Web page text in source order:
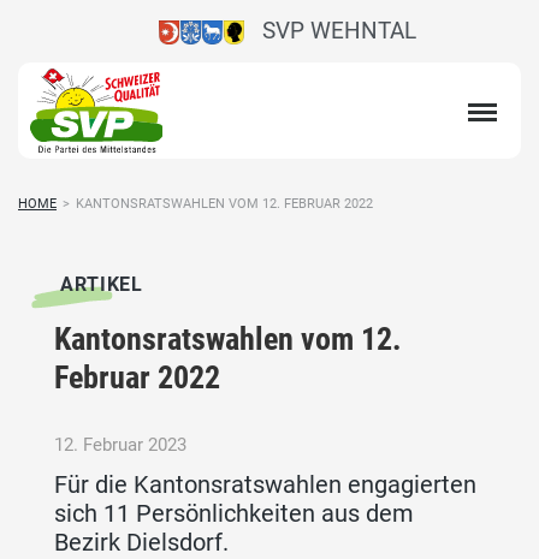
SVP WEHNTAL
HOME > KANTONSRATSWAHLEN VOM 12. FEBRUAR 2022
ARTIKEL
Kantonsratswahlen vom 12.
Februar 2022
12. Februar 2023
Für die Kantonsratswahlen engagierten
sich 11 Persönlichkeiten aus dem
Bezirk Dielsdorf.